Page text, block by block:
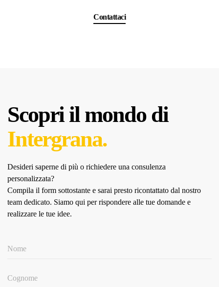
Contattaci
Scopri il mondo di
Intergrana.
Desideri saperne di più o richiedere una consulenza
personalizzata?
Compila il form sottostante e sarai presto ricontattato dal nostro
team dedicato. Siamo qui per rispondere alle tue domande e
realizzare le tue idee.